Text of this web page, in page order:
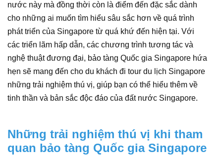
nước này mà đồng thời còn là điểm đến đặc sắc dành
cho những ai muốn tìm hiểu sâu sắc hơn về quá trình
phát triển của Singapore từ quá khứ đến hiện tại. Với
các triển lãm hấp dẫn, các chương trình tương tác và
nghệ thuật đương đại, bảo tàng Quốc gia Singapore hứa
hẹn sẽ mang đến cho du khách đi tour du lịch Singapore
những trải nghiệm thú vị, giúp bạn có thể hiểu thêm về
tinh thần và bản sắc độc đáo của đất nước Singapore.
Những trải nghiệm thú vị khi tham
quan bảo tàng Quốc gia Singapore